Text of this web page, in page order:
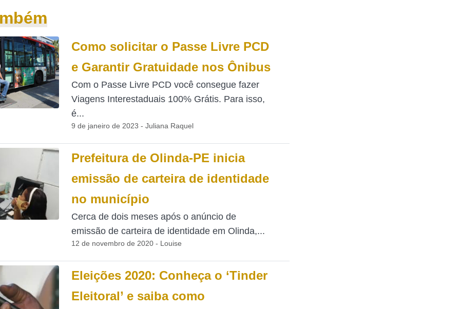
Como solicitar o Passe Livre PCD
e Garantir Gratuidade nos Ônibus
Com o Passe Livre PCD você consegue fazer
Viagens Interestaduais 100% Grátis. Para isso,
é...
9 de janeiro de 2023 - Juliana Raquel
Prefeitura de Olinda-PE inicia
emissão de carteira de identidade
no município
Cerca de dois meses após o anúncio de
emissão de carteira de identidade em Olinda,...
12 de novembro de 2020 - Louise
Eleições 2020: Conheça o ‘Tinder
Eleitoral’ e saiba como